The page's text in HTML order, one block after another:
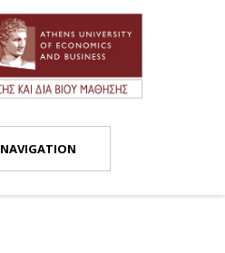
NAVIGATION